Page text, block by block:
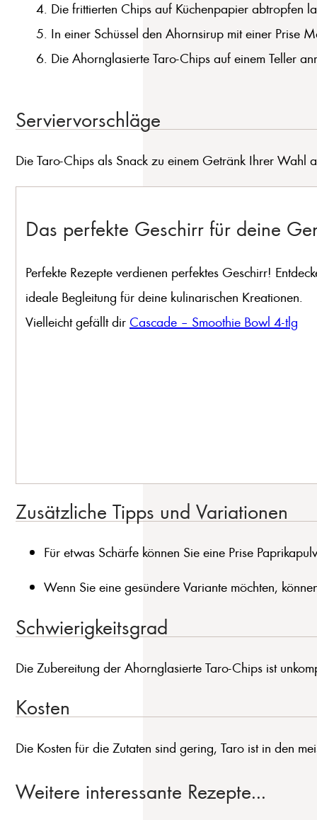
Die frittierten Chips auf Küchenpapier abtropfen
In einer Schüssel den Ahornsirup mit einer Prise
Die Ahornglasierte Taro-Chips auf einem Teller
Serviervorschläge
Die Taro-Chips als Snack zu einem Getränk Ihrer
Das perfekte Geschirr für deine
Perfekte Rezepte verdienen perfektes Geschirr!
ideale Begleitung für deine kulinarischen Kreationen.
Vielleicht gefällt dir Cascade – Smoothie Bowl 4-tlg
Zusätzliche Tipps und Variationen
Für etwas Schärfe können Sie eine Prise
Wenn Sie eine gesündere Variante möchten,
Schwierigkeitsgrad
Die Zubereitung der Ahornglasierte Taro-Chips ist
Kosten
Die Kosten für die Zutaten sind gering, Taro ist in den
Weitere interessante Rezepte...